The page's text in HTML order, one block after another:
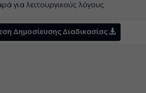
για λειτουργικούς λόγους
Δημοσίευσης Διαδικασίας